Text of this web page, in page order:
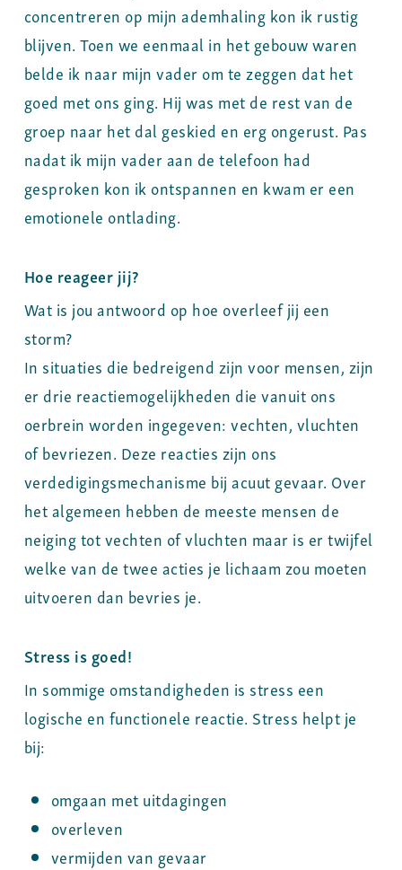
concentreren op mijn ademhaling kon ik rustig
blijven. Toen we eenmaal in het gebouw waren
belde ik naar mijn vader om te zeggen dat het
goed met ons ging. Hij was met de rest van de
groep naar het dal geskied en erg ongerust. Pas
nadat ik mijn vader aan de telefoon had
gesproken kon ik ontspannen en kwam er een
emotionele ontlading.
Hoe reageer jij?
Wat is jou antwoord op hoe overleef jij een
storm?
In situaties die bedreigend zijn voor mensen, zijn
er drie reactiemogelijkheden die vanuit ons
oerbrein worden ingegeven: vechten, vluchten
of bevriezen. Deze reacties zijn ons
verdedigingsmechanisme bij acuut gevaar. Over
het algemeen hebben de meeste mensen de
neiging tot vechten of vluchten maar is er twijfel
welke van de twee acties je lichaam zou moeten
uitvoeren dan bevries je.
Stress is goed!
In sommige omstandigheden is stress een
logische en functionele reactie. Stress helpt je
bij:
omgaan met uitdagingen
overleven
vermijden van gevaar